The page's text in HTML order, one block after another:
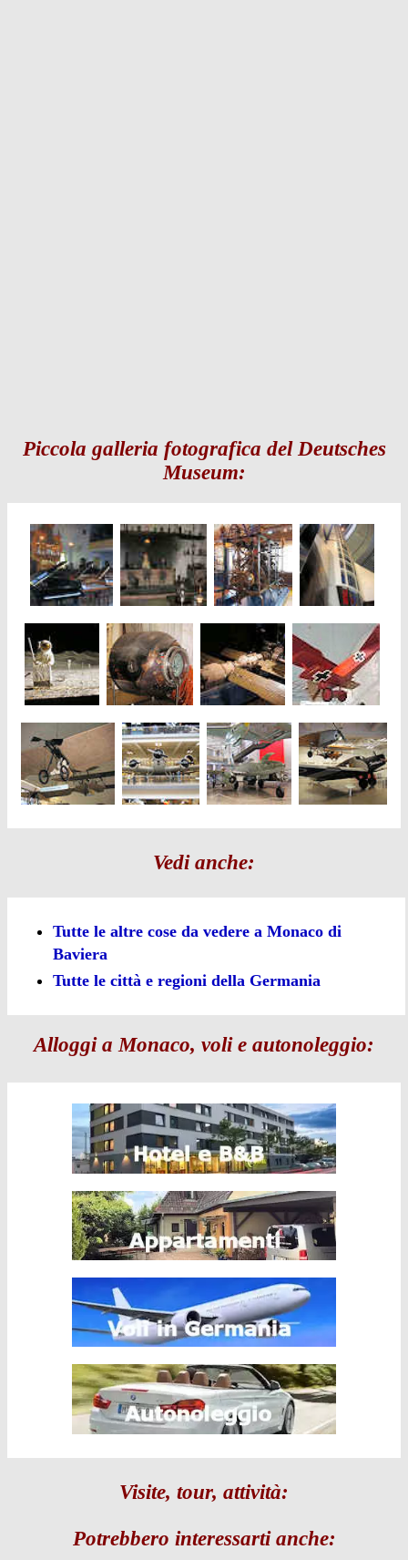
Piccola galleria fotografica del Deutsches
Museum:
Vedi anche:
Tutte le altre cose da vedere a Monaco di
Baviera
Tutte le città e regioni della Germania
Alloggi a Monaco, voli e autonoleggio:
Visite, tour, attività:
Potrebbero interessarti anche: